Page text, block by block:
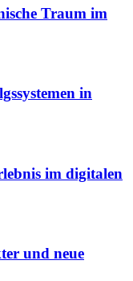
Traum im
in
im digitalen
und neue